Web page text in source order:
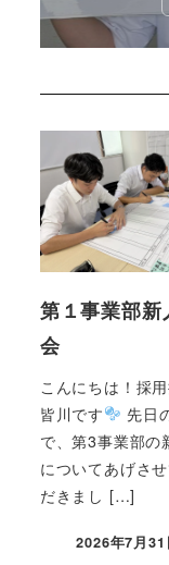
第１事業部新
会
こんにちは！採
皆川です
先日
で、第3事業部の
についてあげさ
だきまし […]
2026年7月31